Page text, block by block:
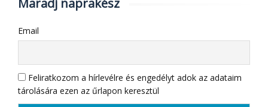
Maradj naprakész
Email
Feliratkozom a hírlevélre és engedélyt adok az adataim
tárolására ezen az űrlapon keresztül